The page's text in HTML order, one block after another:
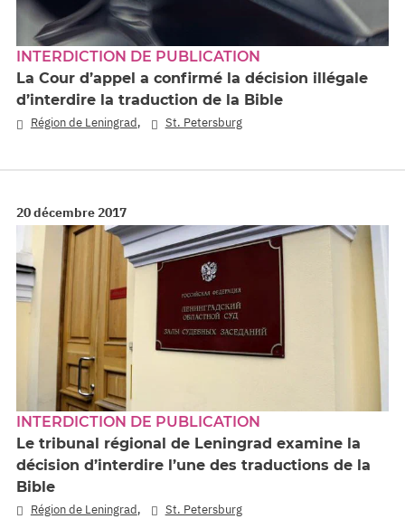
INTERDICTION DE PUBLICATION
La Cour d’appel a confirmé la décision illégale
d’interdire la traduction de la Bible
Région de Leningrad, St. Petersburg
20 décembre 2017
INTERDICTION DE PUBLICATION
Le tribunal régional de Leningrad examine la
décision d’interdire l’une des traductions de la
Bible
Région de Leningrad, St. Petersburg